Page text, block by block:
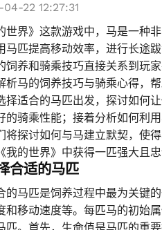
22 12:27:31
世界》这款游戏中，马是一种
马匹提高移动效率，进行长途
饲养和骑乘技巧直接关系到玩
析马的饲养技巧与骑乘心得，
择适合的马匹出发，探讨如何
的骑乘性能；接着分析如何利
将探讨如何与马建立默契，使
我的世界》中获得一匹强大且
合适的马匹
的马匹是饲养过程中最为关键
和移动速度等。每匹马的初始